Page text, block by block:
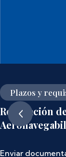
Plazos y
Renovación
Enviar